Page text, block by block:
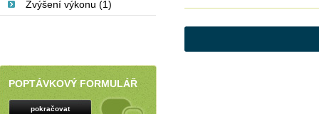
Zvýšení výkonu (1)
POPTÁVKOVÝ FORMULÁŘ
pokračovat